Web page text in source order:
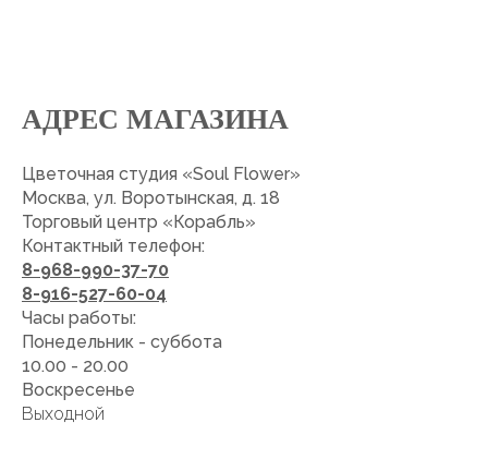
АДРЕС МАГАЗИНА
Цветочная студия «Soul Flower»
Москва, ул. Воротынская, д. 18
Торговый центр «Корабль»
Контактный телефон:
8-968-990-37-70
8-916-527-60-04
Часы работы:
Понедельник - суббота
10.00 - 20.00
Воскресенье
Выходной